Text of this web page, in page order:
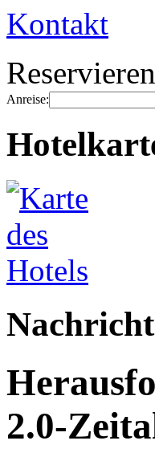
Kontakt
Reservieren
Anreise:
2.0-